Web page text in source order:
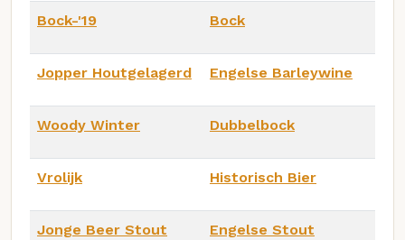
Bock-'19 Bock
Jopper Houtgelagerd Engelse Barleywine
Woody Winter Dubbelbock
Vrolijk Historisch Bier
Jonge Beer Stout Engelse Stout